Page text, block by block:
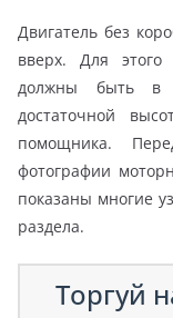
Двигатель без
вверх. Для
должны быть в
достаточной
помощника.
фотографии
показаны многие
раздела.
Торгуй